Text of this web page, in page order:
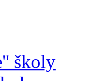
školy